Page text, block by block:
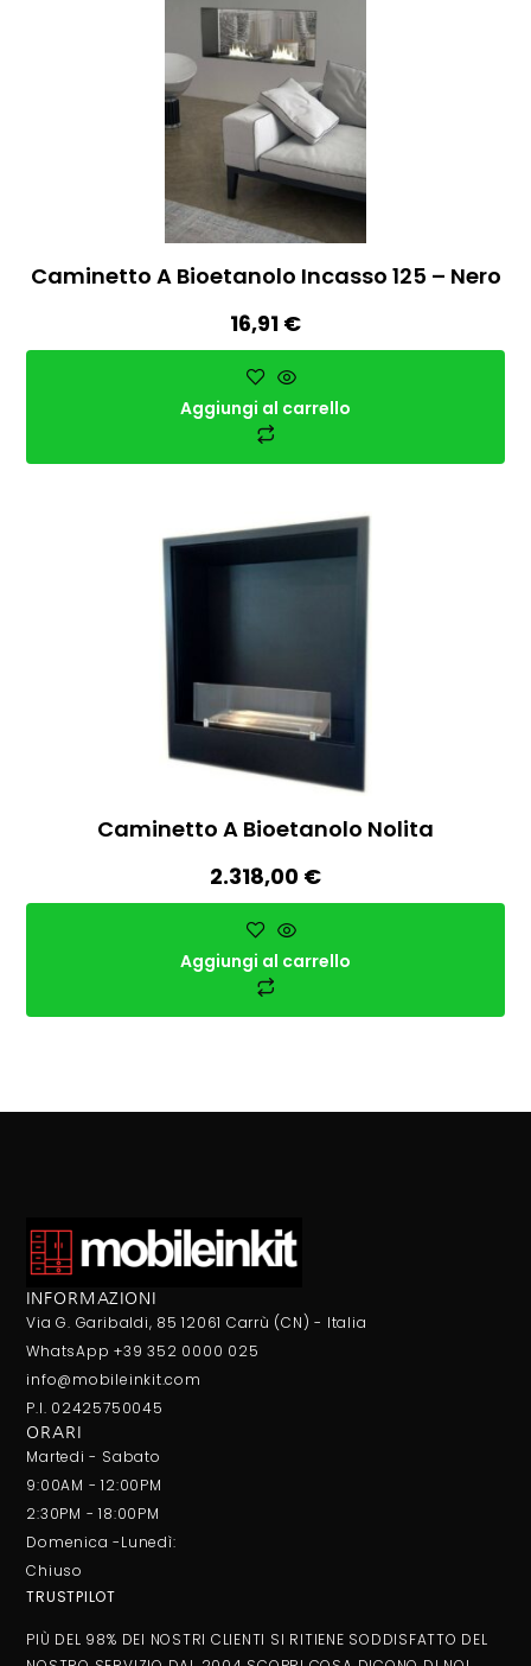
Caminetto A Bioetanolo Incasso 125 – Nero
16,91 €
Aggiungi al carrello
Caminetto A Bioetanolo Nolita
2.318,00 €
Aggiungi al carrello
INFORMAZIONI
Via G. Garibaldi, 85 12061 Carrù (CN) - Italia
WhatsApp +39 352 0000 025
info@mobileinkit.com
P.I. 02425750045
ORARI
Martedi - Sabato
9:00AM - 12:00PM
2:30PM - 18:00PM
Domenica -Lunedì:
Chiuso
TRUSTPILOT
PIÙ DEL 98% DEI NOSTRI CLIENTI SI RITIENE SODDISFATTO DEL